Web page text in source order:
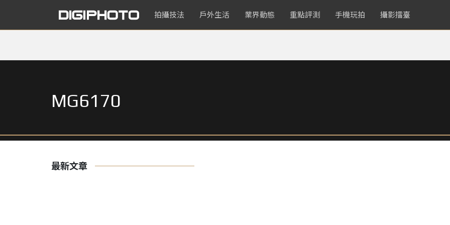
拍攝技法 戶外生活 業界動態 重點評測 手機玩拍 攝影擂臺
MG6170
最新文章